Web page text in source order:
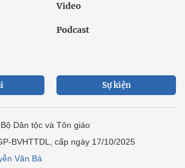
Video
Podcast
Sự kiện
Dân tộc và Tôn giáo
BVHTTDL, cấp ngày 17/10/2025
Văn Bá